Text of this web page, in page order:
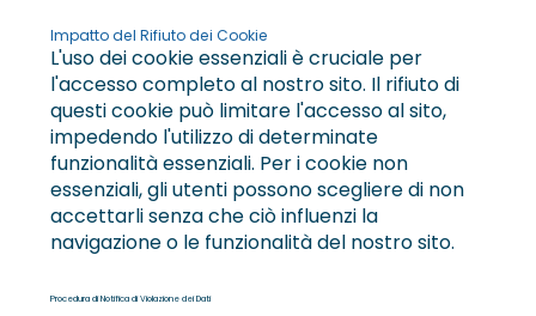
Impatto del Rifiuto dei Cookie
L'uso dei cookie essenziali è cruciale per
l'accesso completo al nostro sito. Il rifiuto di
questi cookie può limitare l'accesso al sito,
impedendo l'utilizzo di determinate
funzionalità essenziali. Per i cookie non
essenziali, gli utenti possono scegliere di non
accettarli senza che ciò influenzi la
navigazione o le funzionalità del nostro sito.
Procedura di Notifica di Violazione dei Dati